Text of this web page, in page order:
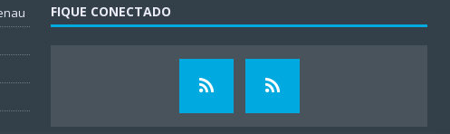
FIQUE CONECTADO